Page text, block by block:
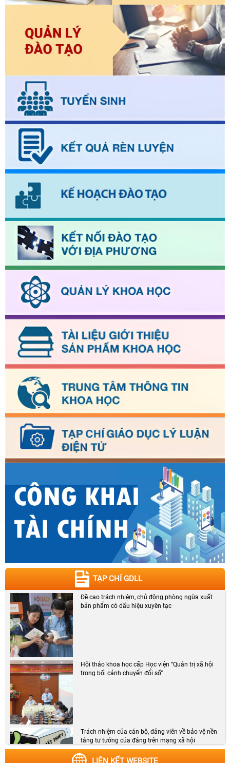
TẠP CHÍ GDLL
Đề cao trách nhiệm, chủ động phòng ngừa xuất
bản phẩm có dấu hiệu xuyên tạc
Hội thảo khoa học cấp Học viện “Quản trị xã hội
trong bối cảnh chuyển đổi số”
Trách nhiệm của cán bộ, đảng viên về bảo vệ nền
tảng tư tưởng của đảng trên mạng xã hội
LIÊN KẾT WEBSITE